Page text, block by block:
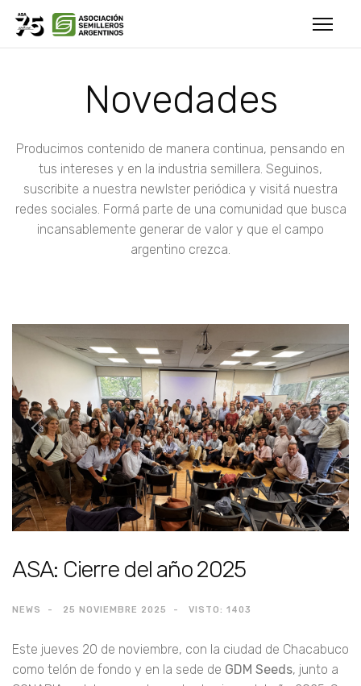
Novedades
Producimos contenido de manera continua, pensando en
tus intereses y en la industria semillera. Seguinos,
suscribite a nuestra newlster periódica y visitá nuestra
redes sociales. Formá parte de una comunidad que busca
incansablemente generar de valor y que el campo
argentino crezca.
Previous Next
ASA: Cierre del año 2025
NEWS 25 NOVIEMBRE 2025 VISTO: 1403